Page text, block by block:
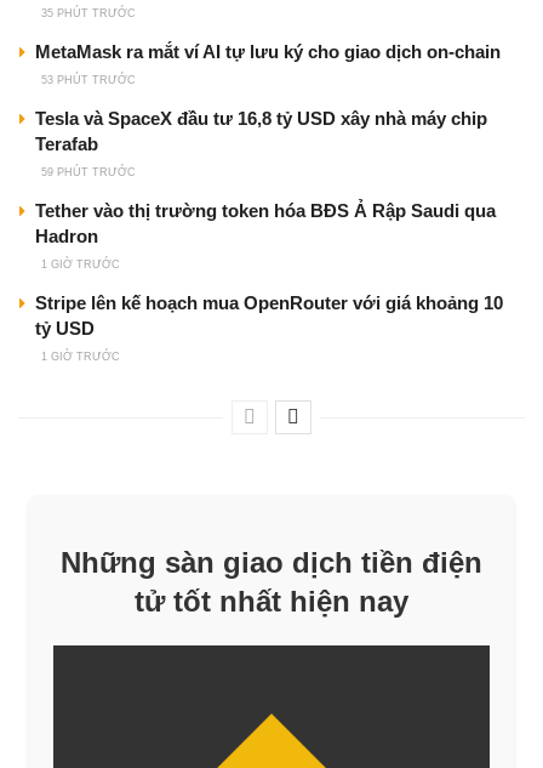
35 PHÚT TRƯỚC
MetaMask ra mắt ví AI tự lưu ký cho giao dịch on-chain
53 PHÚT TRƯỚC
Tesla và SpaceX đầu tư 16,8 tỷ USD xây nhà máy chip
Terafab
59 PHÚT TRƯỚC
Tether vào thị trường token hóa BĐS Ả Rập Saudi qua
Hadron
1 GIỜ TRƯỚC
Stripe lên kế hoạch mua OpenRouter với giá khoảng 10
tỷ USD
1 GIỜ TRƯỚC
Những sàn giao dịch tiền điện
tử tốt nhất hiện nay